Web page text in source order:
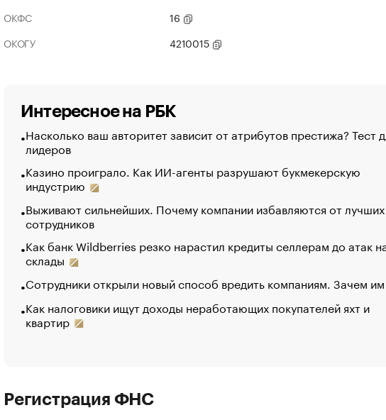
ОКФС
16
ОКОГУ
4210015
Интересное на РБК
Насколько ваш авторитет зависит от атрибутов престижа? Тест
лидеров
Казино проиграло. Как ИИ-агенты разрушают букмекерскую
индустрию
Выживают сильнейших. Почему компании избавляются от лучших
сотрудников
Как банк Wildberries резко нарастил кредиты селлерам до атак
склады
Сотрудники открыли новый способ вредить компаниям. Зачем
Как налоговики ищут доходы неработающих покупателей яхт и
квартир
Регистрация ФНС